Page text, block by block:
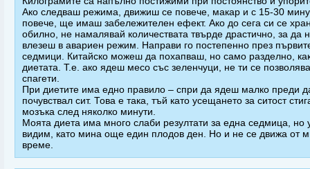
Ако следваш режима, движиш се повече, макар и с 15-30
повече, ще имаш забележителен ефект. Ако до сега си се
обилно, не намалявай количествата твърде драстично, за да
влезеш в авариен режим. Направи го постепенно през
седмици. Китайско можеш да похапваш, но само разделно,
диетата. Т.е. ако ядеш месо със зеленчуци, не ти се
спагети.
При диетите има едно правило – спри да ядеш малко преди
почувствал сит. Това е така, тъй като усещането за ситост
мозъка след няколко минути.
Моята диета има много слаби резултати за една седмица, но
видим, като мина още един плодов ден. Но и не се движа от
време.